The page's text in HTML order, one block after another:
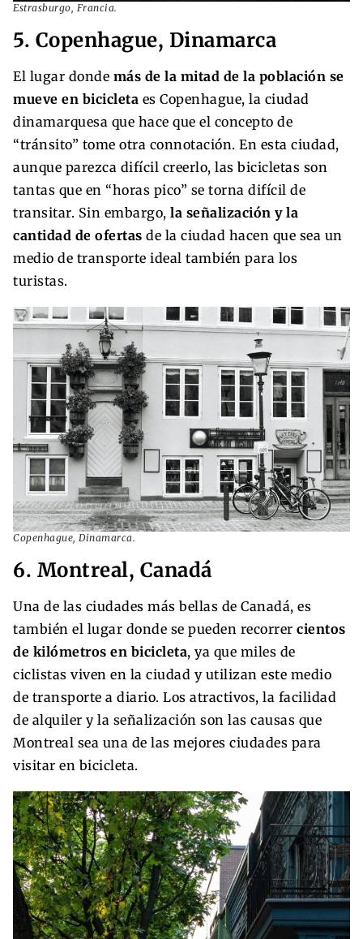
Estrasburgo, Francia.
5. Copenhague, Dinamarca
El lugar donde más de la mitad de la población se
mueve en bicicleta es Copenhague, la ciudad
dinamarquesa que hace que el concepto de
“tránsito” tome otra connotación. En esta ciudad,
aunque parezca difícil creerlo, las bicicletas son
tantas que en “horas pico” se torna difícil de
transitar. Sin embargo, la señalización y la
cantidad de ofertas de la ciudad hacen que sea un
medio de transporte ideal también para los
turistas.
Copenhague, Dinamarca.
6. Montreal, Canadá
Una de las ciudades más bellas de Canadá, es
también el lugar donde se pueden recorrer cientos
de kilómetros en bicicleta, ya que miles de
ciclistas viven en la ciudad y utilizan este medio
de transporte a diario. Los atractivos, la facilidad
de alquiler y la señalización son las causas que
Montreal sea una de las mejores ciudades para
visitar en bicicleta.